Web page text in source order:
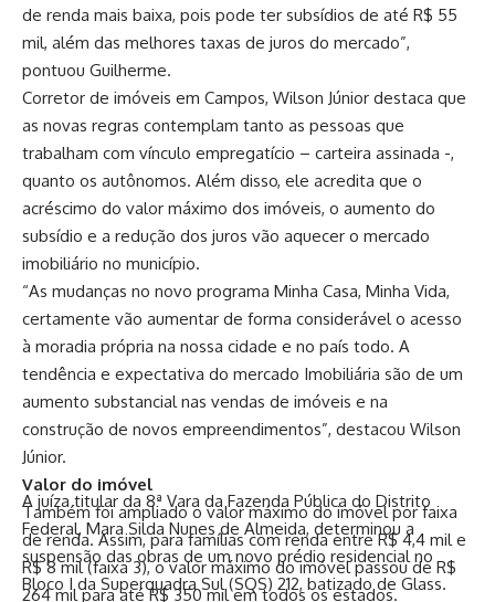
de renda mais baixa, pois pode ter subsídios de até R$ 55
mil, além das melhores taxas de juros do mercado”,
pontuou Guilherme.
Corretor de imóveis em Campos, Wilson Júnior destaca que
as novas regras contemplam tanto as pessoas que
trabalham com vínculo empregatício – carteira assinada -,
quanto os autônomos. Além disso, ele acredita que o
acréscimo do valor máximo dos imóveis, o aumento do
subsídio e a redução dos juros vão aquecer o mercado
imobiliário no município.
“As mudanças no novo programa Minha Casa, Minha Vida,
certamente vão aumentar de forma considerável o acesso
à moradia própria na nossa cidade e no país todo. A
tendência e expectativa do mercado Imobiliária são de um
aumento substancial nas vendas de imóveis e na
construção de novos empreendimentos”, destacou Wilson
Júnior.
Valor do imóvel
Também foi ampliado o valor máximo do imóvel por faixa
de renda. Assim, para famílias com renda entre R$ 4,4 mil e
R$ 8 mil (faixa 3), o valor máximo do imóvel passou de R$
264 mil para até R$ 350 mil em todos os estados.
A juíza titular da 8ª Vara da Fazenda Pública do Distrito
Federal, Mara Silda Nunes de Almeida, determinou a
suspensão das obras de um novo prédio residencial no
Bloco I da Superquadra Sul (SQS) 212, batizado de Glass.